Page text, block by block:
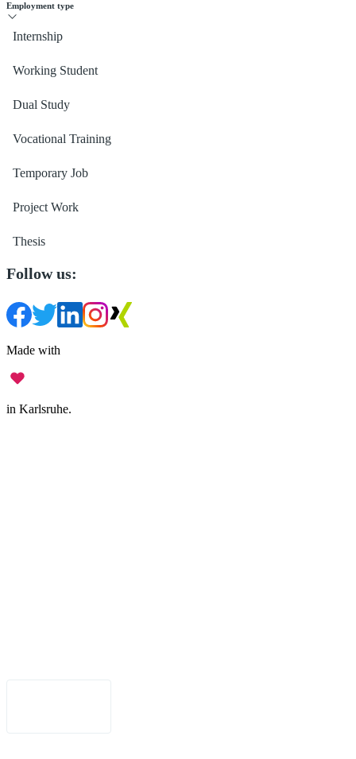
Employment type
Internship
Working Student
Dual Study
Vocational Training
Temporary Job
Project Work
Thesis
Follow us:
Made with
in Karlsruhe.